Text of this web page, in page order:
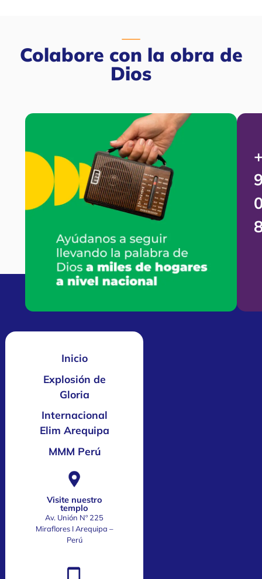
Colabore con la obra de
Dios
Inicio
Explosión de
Gloria
Internacional
Elim Arequipa
MMM Perú
Visite nuestro
templo
Av. Unión Nº 225
Miraflores I Arequipa –
Perú